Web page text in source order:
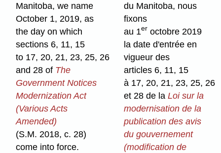
Manitoba, we name
October 1, 2019, as
the day on which
sections 6, 11, 15
to 17, 20, 21, 23, 25, 26
and 28 of The
Government Notices
Modernization Act
(Various Acts
Amended)
(S.M. 2018, c. 28)
come into force.
du Manitoba, nous
fixons
au 1er octobre 2019
la date d'entrée en
vigueur des
articles 6, 11, 15
à 17, 20, 21, 23, 25, 26
et 28 de laLoi sur la
modernisation de la
publication des avis
du gouvernement
(modification de